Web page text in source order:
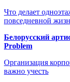
Что делает
повседневной
Белорусский
Problem
Организация
важно учесть